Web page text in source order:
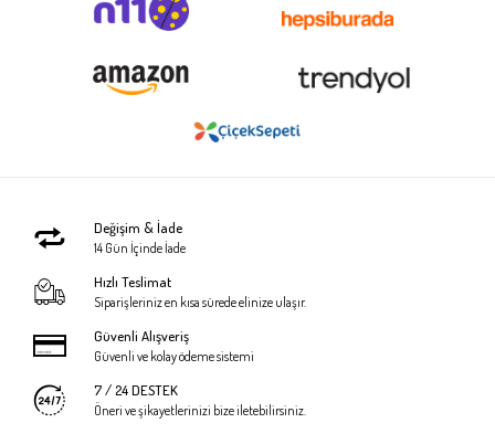
Değişim & İade
14 Gün İçinde İade
Hızlı Teslimat
Siparişleriniz en kısa sürede elinize ulaşır.
Güvenli Alışveriş
Güvenli ve kolay ödeme sistemi
7 / 24 DESTEK
Öneri ve şikayetlerinizi bize iletebilirsiniz.